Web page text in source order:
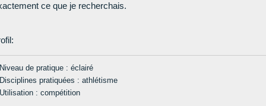
ce que je recherchais.
Niveau de pratique : éclairé
Disciplines pratiquées : athlétisme
Utilisation : compétition